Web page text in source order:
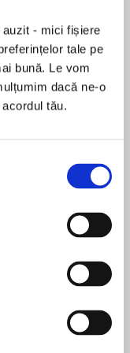
- mici fișiere
tale pe
bună. Le vom
dacă ne-o
tău.
fast read with
dialogue.”
thriller”
fiction
than in the
Cool,Get